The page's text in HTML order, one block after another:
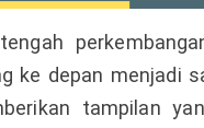
ke depan menjadi
tampilan